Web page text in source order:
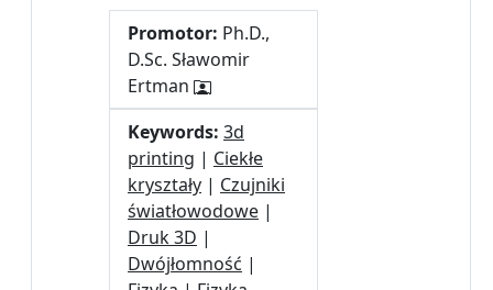
Promotor: Ph.D.,
D.Sc. Sławomir
Ertman
Keywords: 3d
printing | Ciekłe
kryształy | Czujniki
światłowodowe |
Druk 3D |
Dwójłomność |